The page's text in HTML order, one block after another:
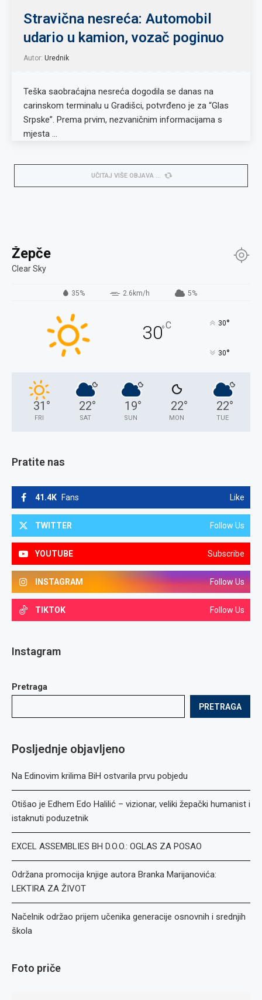
Stravična nesreća: Automobil
udario u kamion, vozač poginuo
Autor: Urednik
Teška saobraćajna nesreća dogodila se danas na
carinskom terminalu u Gradišci, potvrđeno je za “Glas
Srpske”. Prema prvim, nezvaničnim informacijama s
mjesta …
UČITAJ VIŠE OBJAVA
Žepče
Clear Sky
35% 2.6km/h 5%
30°C 30°
30°
31 °
FRI
22°
SAT
19°
SUN
22°
MON
22°
TUE
Pratite nas
41.4K Fans Like
TWITTER Follow Us
YOUTUBE Subscribe
INSTAGRAM Follow Us
TIKTOK Follow Us
Instagram
Pretraga
PRETRAGA
Posljednje objavljeno
Na Edinovim krilima BiH ostvarila prvu pobjedu
Otišao je Edhem Edo Halilić – vizionar, veliki žepački humanist i
istaknuti poduzetnik
EXCEL ASSEMBLIES BH D.O.O.: OGLAS ZA POSAO
Održana promocija knjige autora Branka Marijanovića:
LEKTIRA ZA ŽIVOT
Načelnik održao prijem učenika generacije osnovnih i srednjih
škola
Foto priče